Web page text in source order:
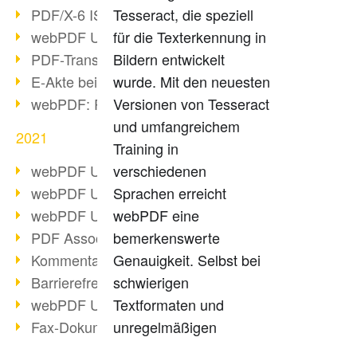
PDF/X-6 ISO-Norm
webPDF Update 8.0.0.2393
PDF-Transparenz beim PDF-Format
E-Akte bei Behörden
webPDF: PDF-Anhänge verwalten
2021
webPDF Update 8.0.0.2376
webPDF Update 8.0.0.2374
webPDF Update 8.0.0.2372
PDF Association 2021 Entwicklungen
Kommentare im PDF einfügen
Barrierefreie PDF-Dokumente (3/3)
webPDF Update 8.0.0.2338
Fax-Dokumente in Workflow
Tesseract, die speziell
für die Texterkennung in
Bildern entwickelt
wurde. Mit den neuesten
Versionen von Tesseract
und umfangreichem
Training in
verschiedenen
Sprachen erreicht
webPDF eine
bemerkenswerte
Genauigkeit. Selbst bei
schwierigen
Textformaten und
unregelmäßigen